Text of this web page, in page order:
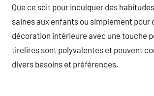
Que ce soit pour inculquer des
saines aux enfants ou simplement pour
décoration intérieure avec une touche
tirelires sont polyvalentes et peuvent
divers besoins et préférences.